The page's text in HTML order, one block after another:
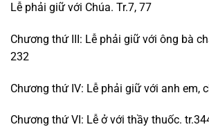
Lễ phải giữ với Chúa. Tr.7, 77
Chương thứ III: Lễ phải giữ với ông bà
232
Chương thứ IV: Lễ phải giữ với anh em,
Chương thứ VI: Lễ ở với thầy thuốc.